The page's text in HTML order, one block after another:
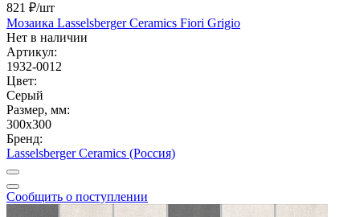
821 ₽/шт
Мозаика Lasselsberger Ceramics Fiori Grigio
Нет в наличии
Артикул:
1932-0012
Цвет:
Серый
Размер, мм:
300x300
Бренд:
Lasselsberger Ceramics (Россия)
Сообщить о поступлении